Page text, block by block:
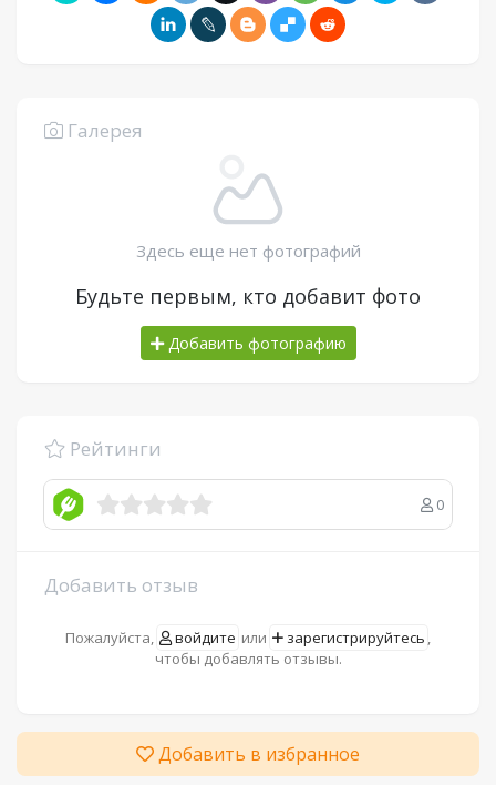
Галерея
Здесь еще нет фотографий
Будьте первым, кто добавит фото
Добавить фотографию
Рейтинги
0
Добавить отзыв
Пожалуйста, войдите или зарегистрируйтесь ,
чтобы добавлять отзывы.
Добавить в избранное